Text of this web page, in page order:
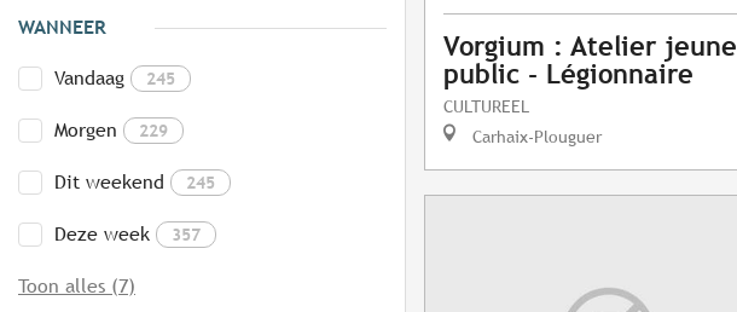
WANNEER
Vandaag 245
Morgen 229
Dit weekend 245
Deze week 357
Toon alles (7)
Vorgium : Atelier jeune
public - Légionnaire
CULTUREEL
Carhaix-Plouguer